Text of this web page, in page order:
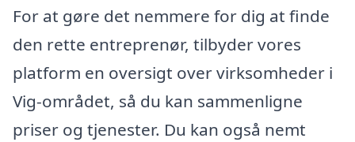
For at gøre det nemmere for dig at finde
den rette entreprenør, tilbyder vores
platform en oversigt over virksomheder i
Vig-området, så du kan sammenligne
priser og tjenester. Du kan også nemt